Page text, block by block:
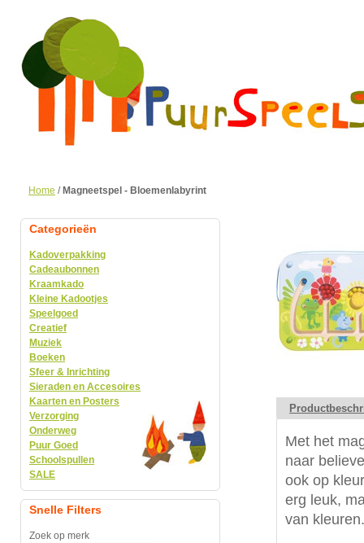
Home / Magneetspel - Bloemenlabyrint
Met het
naar
ook op
erg leuk,
van kleuren.
Categorieën
Kadoverpakking
Cadeaubonnen
Kraamkado
Kleine Kadootjes
Speelgoed
Creatief
Muziek
Boeken
Sfeer & Inrichting
Sieraden en Accesoires
Kaarten en Posters
Verzorging
Onderweg
Puur Goed
Schoolspullen
SALE
Snelle Filters
Zoek op merk